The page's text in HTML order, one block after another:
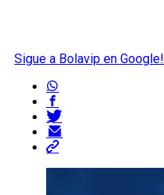
Sigue a Bolavip en Google!